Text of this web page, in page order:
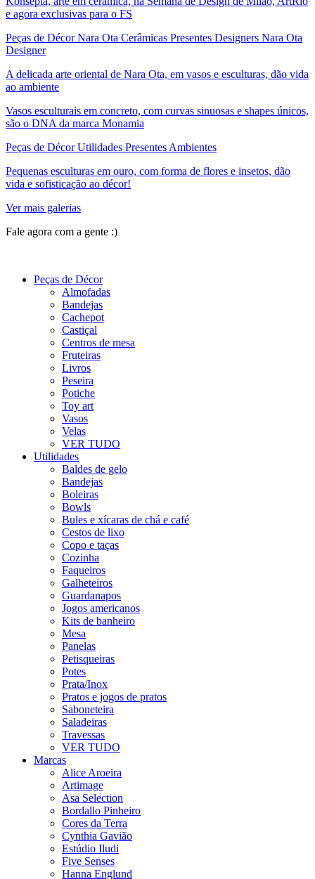
e agora exclusivas para o FS
Peças de Décor Nara Ota Cerâmicas Presentes Designers Nara Ota
Designer
A delicada arte oriental de Nara Ota, em vasos e esculturas, dão vida
ao ambiente
Vasos esculturais em concreto, com curvas sinuosas e shapes únicos,
são o DNA da marca Monamia
Peças de Décor Utilidades Presentes Ambientes
Pequenas esculturas em ouro, com forma de flores e insetos, dão
vida e sofisticação ao décor!
Ver mais galerias
Fale agora com a gente :)
Peças de Décor
Almofadas
Bandejas
Cachepot
Castiçal
Centros de mesa
Fruteiras
Livros
Peseira
Potiche
Toy art
Vasos
Velas
VER TUDO
Utilidades
Baldes de gelo
Bandejas
Boleiras
Bowls
Bules e xícaras de chá e café
Cestos de lixo
Copo e taças
Cozinha
Faqueiros
Galheteiros
Guardanapos
Jogos americanos
Kits de banheiro
Mesa
Panelas
Petisqueiras
Potes
Prata/Inox
Pratos e jogos de pratos
Saboneteira
Saladeiras
Travessas
VER TUDO
Marcas
Alice Aroeira
Artimage
Asa Selection
Bordallo Pinheiro
Cores da Terra
Cynthia Gavião
Estúdio Iludi
Five Senses
Hanna Englund